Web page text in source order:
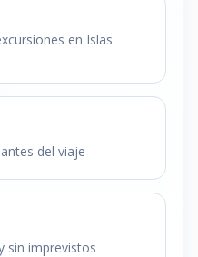
en Islas
del viaje
sin imprevistos